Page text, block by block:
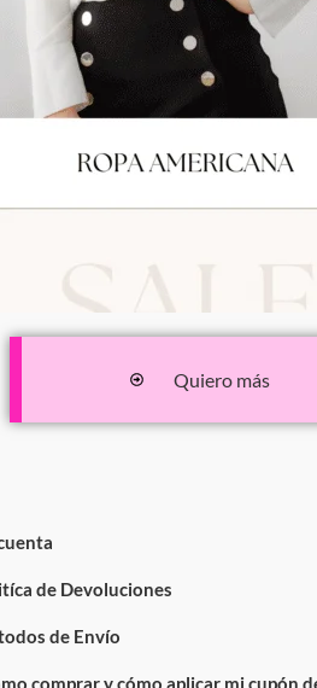
Quiero más
de Devoluciones
de Envío
comprar y cómo aplicar mi cupón